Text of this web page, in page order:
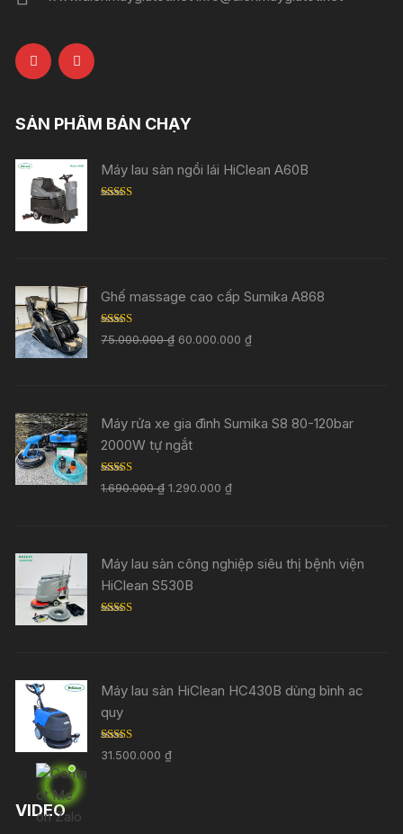
SẢN PHẨM BÁN CHẠY
Máy lau sàn ngồi lái HiClean A60B
Ghế massage cao cấp Sumika A868
Rated5.00
out of 5
75.000.000₫ 60.000.000₫
Máy rửa xe gia đình Sumika S8 80-120bar
2000W tự ngắt
Rated 5.00
out of 5
1.690.000₫ 1.290.000₫
Máy lau sàn công nghiệp siêu thị bệnh viện
HiClean S530B
Máy lau sàn HiClean HC430B dùng bình ac
quy
Rated5.00
out of 5
31.500.000₫
VIDEO